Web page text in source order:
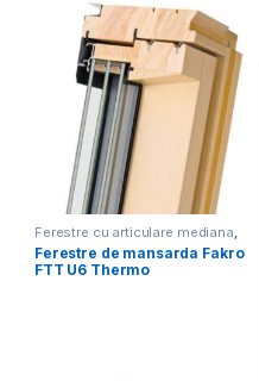
Ferestre cu articulare mediana
Ferestre de mansarda Thermo
Ferestre de mansarda Fakro
FTT U6 Thermo